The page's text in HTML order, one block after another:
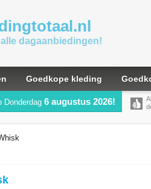
dagaanbiedingen!
Goedkope kleding
Donderdag 6 augustus 2026!